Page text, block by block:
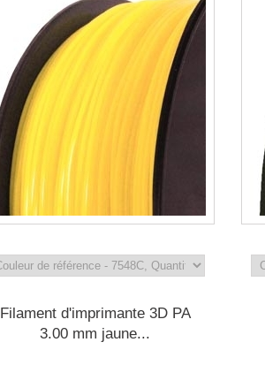
Filament d'imprimante 3D PA
3.00 mm jaune...